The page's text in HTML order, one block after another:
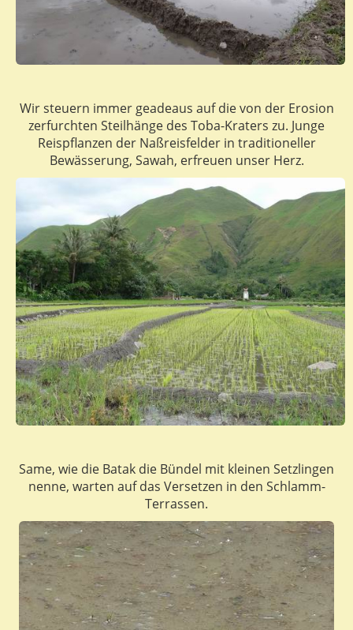
Wir steuern immer geadeaus auf die von der Erosion
zerfurchten Steilhänge des Toba-Kraters zu. Junge
Reispflanzen der Naßreisfelder in traditioneller
Bewässerung, Sawah, erfreuen unser Herz.
Same, wie die Batak die Bündel mit kleinen Setzlingen
nenne, warten auf das Versetzen in den Schlamm-
Terrassen.